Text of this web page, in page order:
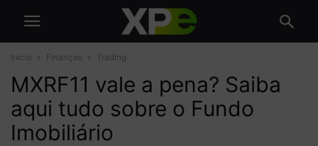
Início Finanças Trading
MXRF11 vale a pena? Saiba
aqui tudo sobre o Fundo
Imobiliário